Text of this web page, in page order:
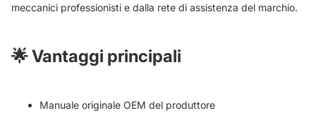
meccanici professionisti e dalla rete di assistenza del marchio.
🌟Vantaggi principali
Manuale originale OEM del produttore